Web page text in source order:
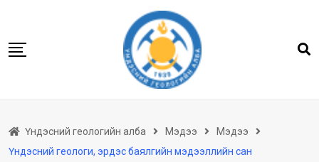
content
Бидний тухай
Үндэсний геологийн алба Мэдээ
Мэдээ
Үндэсний геологи, эрдэс баялгийн мэдээллийн сан